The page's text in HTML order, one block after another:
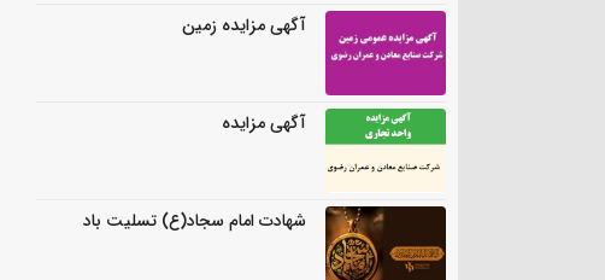
آگهی مزایده زمین
آگهی مزایده
شهادت امام سجاد(ع) تسلیت باد